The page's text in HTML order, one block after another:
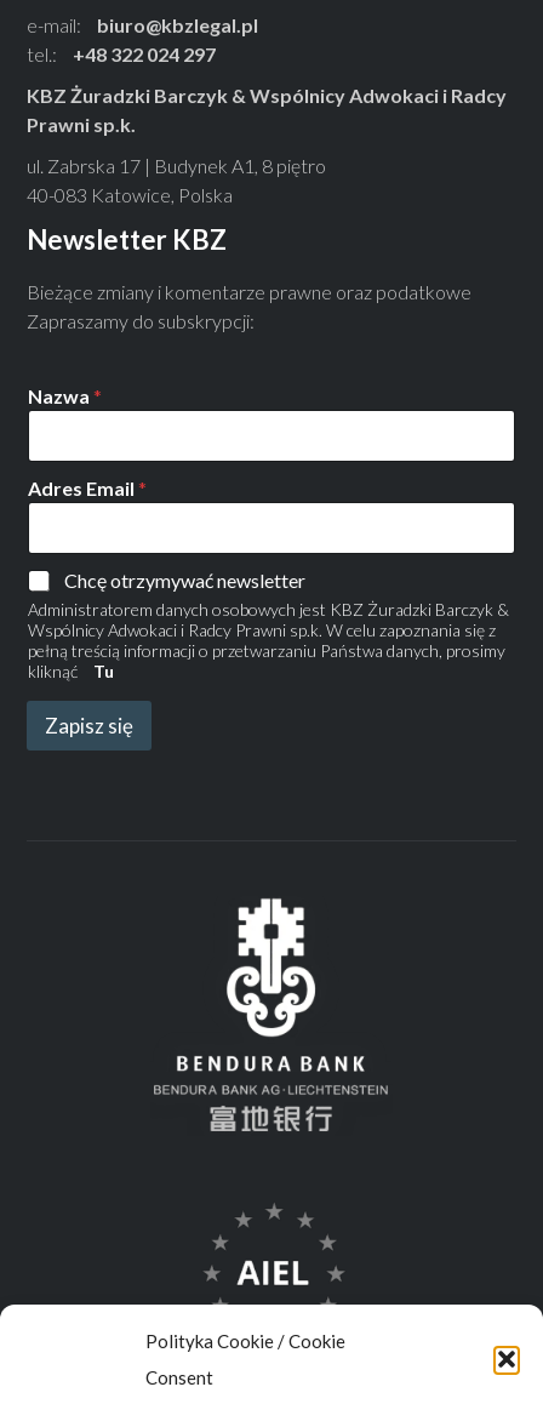
Polityka Cookie / Cookie
Consent
e-mail:
biuro@kbzlegal.pl
tel.:
+48 322 024 297
KBZ Żuradzki Barczyk & Wspólnicy Adwokaci i Radcy
Prawni sp.k.
ul. Zabrska 17 | Budynek A1, 8 piętro
40-083 Katowice, Polska
Newsletter KBZ
Bieżące zmiany i komentarze prawne oraz podatkowe
Zapraszamy do subskrypcji:
Nazwa*
Adres Email*
Chcę otrzymywać newsletter
Administratorem danych osobowych jest KBZ Żuradzki Barczyk &
Wspólnicy Adwokaci i Radcy Prawni sp.k. W celu zapoznania się z
pełną treścią informacji o przetwarzaniu Państwa danych, prosimy
kliknąć
Tu
Zapisz się